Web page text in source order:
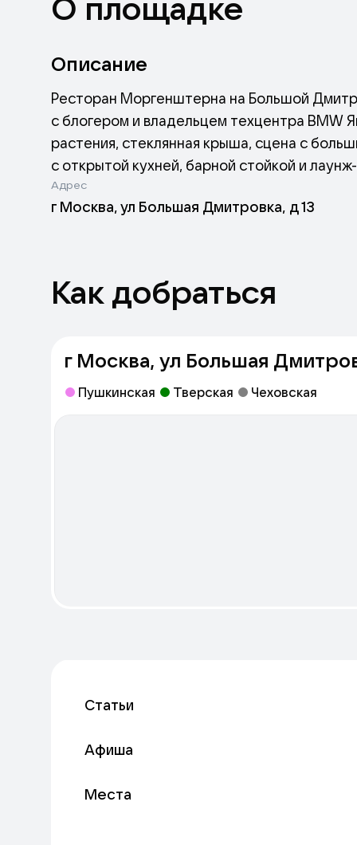
О площадке
Описание
Ресторан Моргенштерна на Большой
с блогером и владельцем техцентра
растения, стеклянная крыша, сцена с
с открытой кухней, барной стойкой и
соседствуют с брускеттами, с мясным и
провенанс» есть разделы с
классический бургер, где в качестве
голубой коктейль с сахарной ватой.
Адрес
г Москва, ул Большая Дмитровка, д 13
Как добраться
г Москва, ул Большая
Пушкинская Тверская Чеховская
Статьи
Афиша
Места